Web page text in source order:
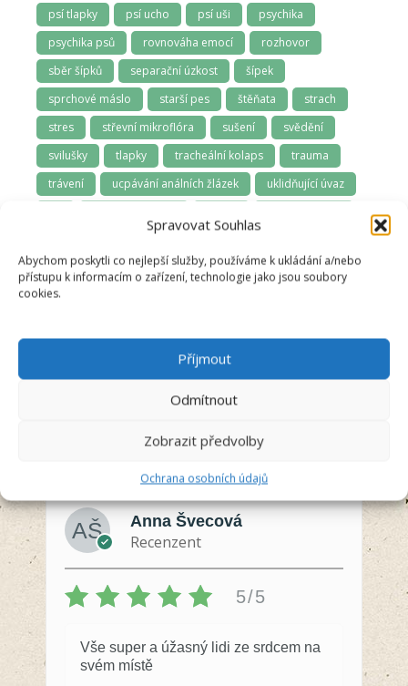
Spravovat Souhlas
Abychom poskytli co nejlepší služby, používáme k ukládání a/nebo
přístupu k informacím o zařízení, technologie jako jsou soubory
cookies.
Příjmout
Odmítnout
Zobrazit předvolby
Ochrana osobních údajů
psí tlapky
psí ucho psí uši
psychika
psychika psů
rovnováha emocí
rozhovor
sběr šípků
separační úzkost
šípek
sprchové máslo
starší pes štěňata
strach
stres
střevní mikroflóra sušení
svědění
svilušky
tlapky tracheální kolaps
trauma
trávení
ucpávání análních žlázek
uklidňující úvaz
zápach z tlamy
závodní psi
zima
zoofarmakognozie
Anna Švecová
Recenzent
5/5
Vše super a úžasný lidi ze srdcem na
svém místě